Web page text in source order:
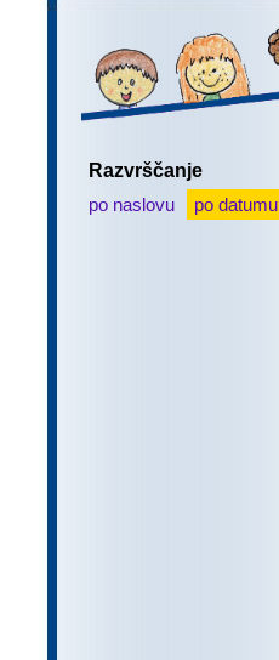
Razvrščanje
po naslovu
po datumu